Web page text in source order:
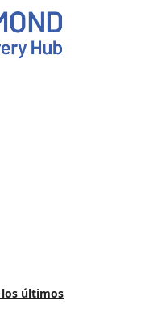
últimos